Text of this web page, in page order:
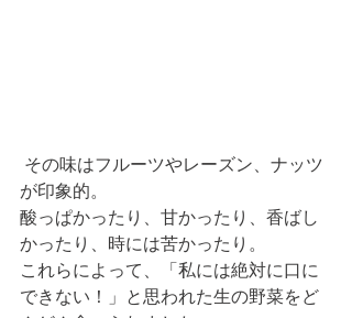
が印象的。
酸っぱかったり、甘かったり、香ばし
かったり、時には苦かったり。
これらによって、「私には絶対に口に
できない！」と思われた生の野菜をど